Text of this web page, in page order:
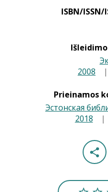
ISBN/
2008 |
Prieinamos
Эстонская
2018 |